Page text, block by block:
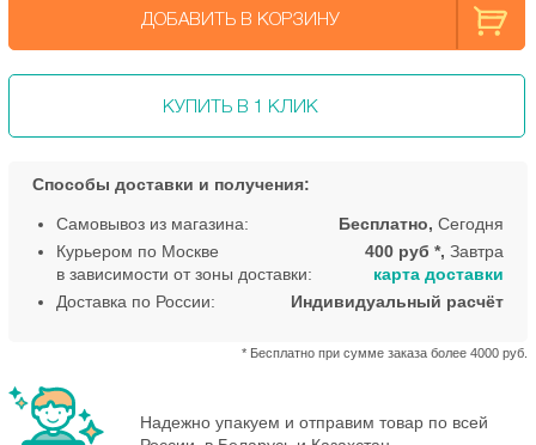
ДОБАВИТЬ В КОРЗИНУ
КУПИТЬ В 1 КЛИК
Способы доставки и получения:
Самовывоз из магазина: Бесплатно, Сегодня
Курьером по Москве
в зависимости от зоны доставки:
400 руб *, Завтра
* Бесплатно при сумме заказа более 4000 руб.
карта доставки
Доставка по России:
Индивидуальный расчёт
Надежно упакуем и отправим товар по всей